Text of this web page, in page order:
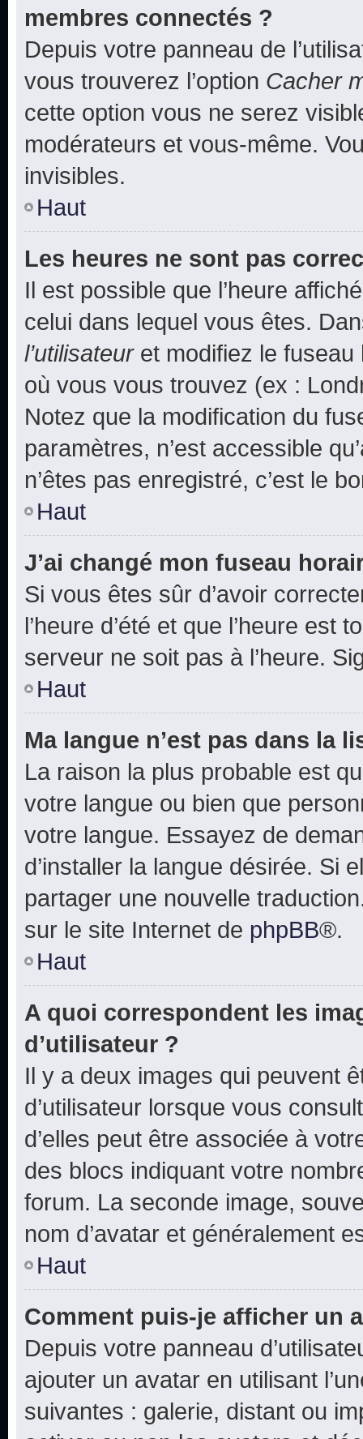
membres connectés ?
Depuis votre panneau de
vous trouverez l’option Cacher
cette option vous ne serez
modérateurs et vous-même.
invisibles.
Haut
Les heures ne sont pas
Il est possible que l’heure
celui dans lequel vous êtes.
l’utilisateuret modifiez le fuseau
où vous vous trouvez (ex :
Notez que la modification du
paramètres, n’est accessible
n’êtes pas enregistré, c’est le
Haut
J’ai changé mon fuseau
Si vous êtes sûr d’avoir
l’heure d’été et que l’heure est
serveur ne soit pas à l’heure.
Haut
Ma langue n’est pas dans la
La raison la plus probable est
votre langue ou bien que
votre langue. Essayez de
d’installer la langue désirée. Si
partager une nouvelle
sur le site Internet de phpBB®.
Haut
A quoi correspondent les
d’utilisateur ?
Il y a deux images qui peuvent
d’utilisateur lorsque vous
d’elles peut être associée à
des blocs indiquant votre
forum. La seconde image,
nom d’avatar et généralement
Haut
Comment puis-je afficher un
Depuis votre panneau
ajouter un avatar en utilisant
suivantes : galerie, distant ou